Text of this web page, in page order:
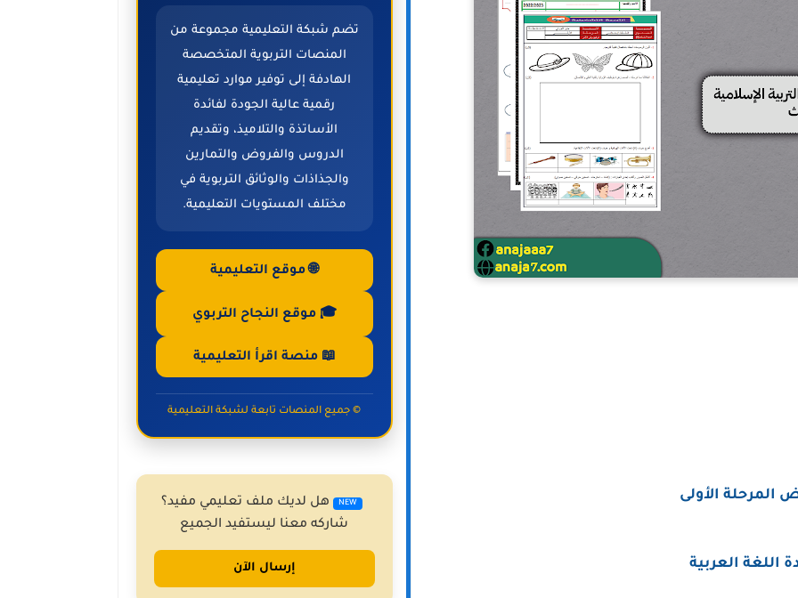
المرحلة الأولى
اللغة العربية
تضم شبكة التعليمية مجموعة من
المنصات التربوية المتخصصة
الهادفة إلى توفير موارد تعليمية
رقمية عالية الجودة لفائدة
الأساتذة والتلاميذ، وتقديم
الدروس والفروض والتمارين
والجذاذات والوثائق التربوية في
مختلف المستويات التعليمية.
🌐 موقع التعليمية
🎓 موقع النجاح التربوي
📖 منصة اقرأ التعليمية
© جميع المنصات تابعة لشبكة التعليمية
NEW
هل لديك ملف تعليمي مفيد؟
شاركه معنا ليستفيد الجميع
إرسال الآن